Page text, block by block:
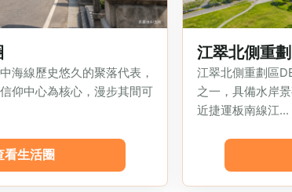
海線歷史悠久的聚落代表，
仰中心為核心，漫步其間可
看生活圈
江翠北側重
江翠北側重劃區
之一，具備水岸
近捷運板南線江...